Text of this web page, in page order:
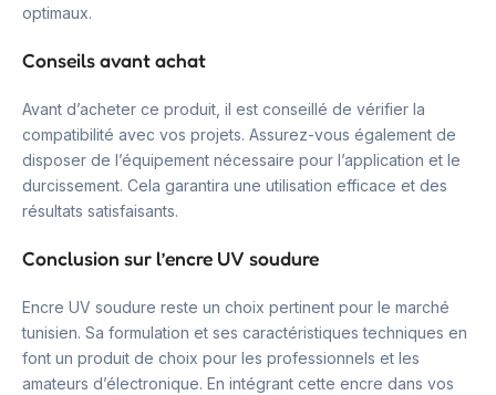
optimaux.
Conseils avant achat
Avant d’acheter ce produit, il est conseillé de vérifier la
compatibilité avec vos projets. Assurez-vous également de
disposer de l’équipement nécessaire pour l’application et le
durcissement. Cela garantira une utilisation efficace et des
résultats satisfaisants.
Conclusion sur l’encre UV soudure
Encre UV soudure reste un choix pertinent pour le marché
tunisien. Sa formulation et ses caractéristiques techniques en
font un produit de choix pour les professionnels et les
amateurs d’électronique. En intégrant cette encre dans vos